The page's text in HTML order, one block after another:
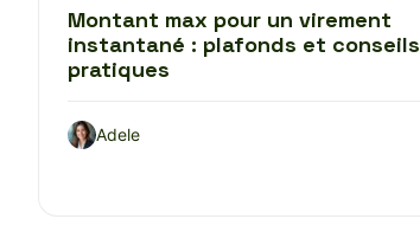
Montant max pour un virement
instantané : plafonds et conseils
pratiques
Adele